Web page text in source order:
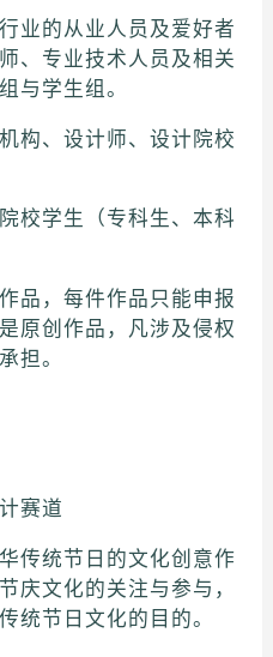
业的从业人员及爱好者
、专业技术人员及相关
与学生组。
构、设计师、设计院校
校学生（专科生、本科
品，每件作品只能申报
原创作品，凡涉及侵权
担。
赛道
传统节日的文化创意作
庆文化的关注与参与，
统节日文化的目的。